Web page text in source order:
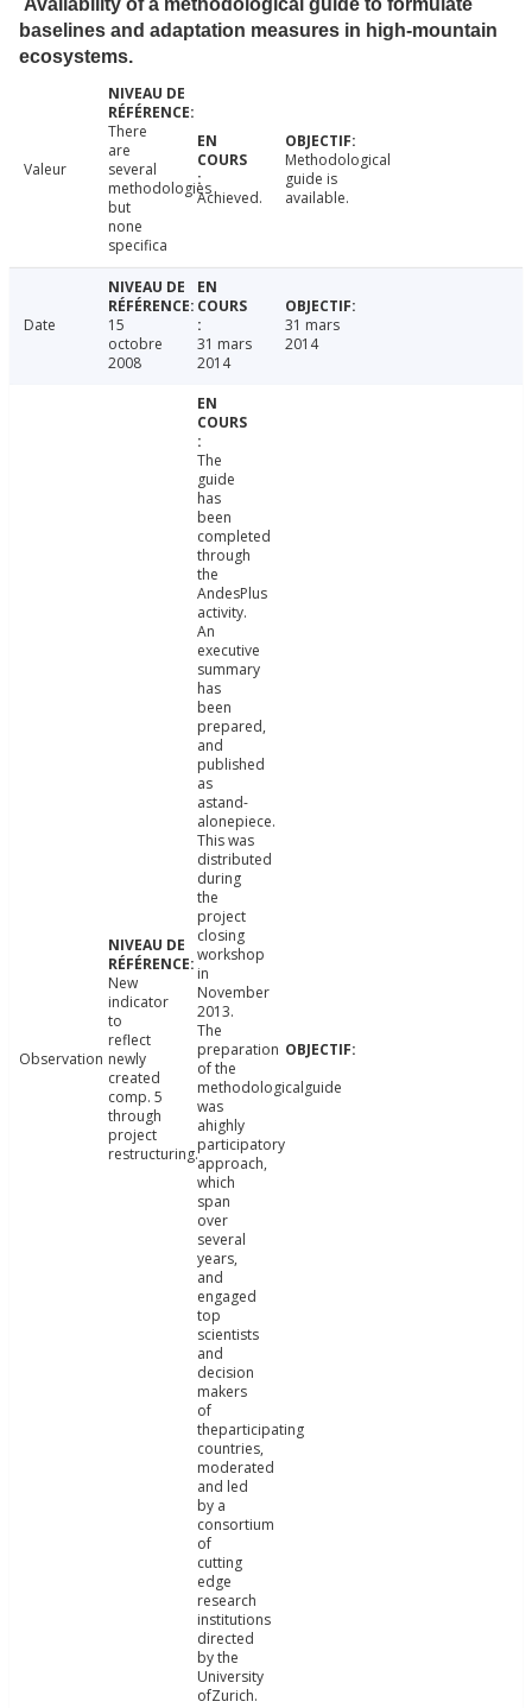
Availability of a methodological guide to formulate
baselines and adaptation measures in high-mountain
ecosystems.
Valeur
There
are
several
methodologies
but
none
specifica
Achieved.
Methodological
guide is
available.
Date
15
octobre
2008
31 mars
2014
31 mars
2014
Observation
New
indicator
to
reflect
newly
created
comp. 5
through
project
restructuring.
The
guide
has
been
completed
through
the
AndesPlus
activity.
An
executive
summary
has
been
prepared,
and
published
as
astand-
alonepiece.
This was
distributed
during
the
project
closing
workshop
in
November
2013.
The
preparation
of the
methodologicalguide
was
ahighly
participatory
approach,
which
span
over
several
years,
and
engaged
top
scientists
and
decision
makers
of
theparticipating
countries,
moderated
and led
by a
consortium
of
cutting
edge
research
institutions
directed
by the
University
ofZurich.